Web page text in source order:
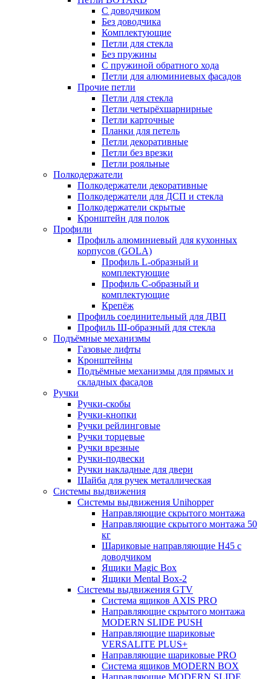
С доводчиком
Без доводчика
Комплектующие
Петли для стекла
Без пружины
С пружиной обратного хода
Петли для алюминиевых фасадов
Прочие петли
Петли для стекла
Петли четырёхшарнирные
Петли карточные
Планки для петель
Петли декоративные
Петли без врезки
Петли рояльные
Полкодержатели
Полкодержатели декоративные
Полкодержатели для ДСП и стекла
Полкодержатели скрытые
Кронштейн для полок
Профили
Профиль алюминиевый для кухонных
корпусов (GOLA)
Профиль L-образный и
комплектующие
Профиль C-образный и
комплектующие
Крепёж
Профиль соединительный для ДВП
Профиль Ш-образный для стекла
Подъёмные механизмы
Газовые лифты
Кронштейны
Подъёмные механизмы для прямых и
складных фасадов
Ручки
Ручки-скобы
Ручки-кнопки
Ручки рейлинговые
Ручки торцевые
Ручки врезные
Ручки-подвески
Ручки накладные для двери
Шайба для ручек металлическая
Системы выдвижения
Системы выдвижения Unihopper
Направляющие скрытого монтажа
Направляющие скрытого монтажа 50
кг
Шариковые направляющие H45 с
доводчиком
Ящики Magic Box
Ящики Mental Box-2
Системы выдвижения GTV
Система ящиков AXIS PRO
Направляющие скрытого монтажа
MODERN SLIDE PUSH
Направляющие шариковые
VERSALITE PLUS+
Направляющие шариковые PRO
Система ящиков MODERN BOX
Направляющие MODERN SLIDE